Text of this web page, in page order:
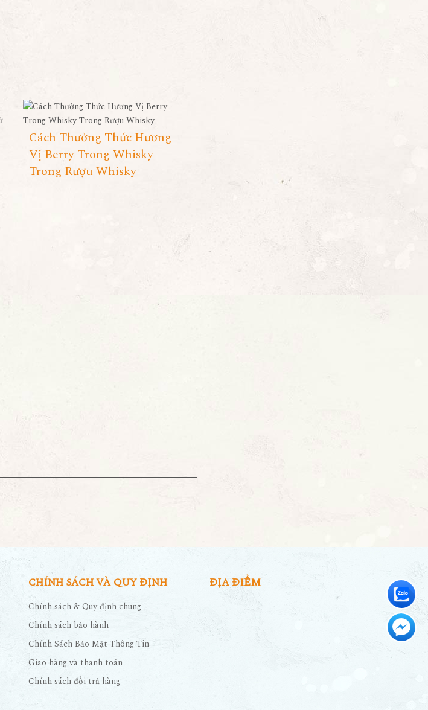
Cách Thưởng Thức Hương
Vị Berry Trong Whisky
Trong Rượu Whisky
CHÍNH SÁCH VÀ QUY ĐỊNH
Chính sách & Quy định chung
Chính sách bảo hành
Chính Sách Bảo Mật Thông Tin
Giao hàng và thanh toán
Chính sách đổi trả hàng
ĐỊA ĐIỂM